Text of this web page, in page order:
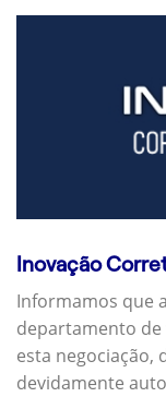
Inovação
Informamos que
departamento
esta negociação,
devidamente